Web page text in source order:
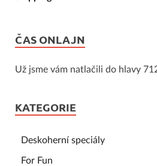
ČAS ONLAJN
Už jsme vám natlačili do hlavy
KATEGORIE
Deskoherní speciály
For Fun